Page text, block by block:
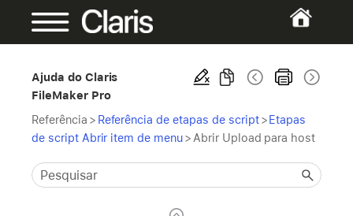
Ajuda do Claris
FileMaker Pro
Referência > Referência de etapas de script >Etapas
de script Abrir item de menu> Abrir Upload para host